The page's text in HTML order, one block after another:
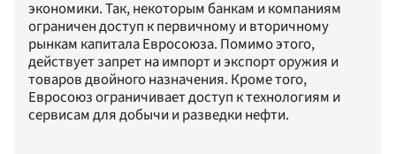
экономики. Так, некоторым банкам и компаниям
ограничен доступ к первичному и вторичному
рынкам капитала Евросоюза. Помимо этого,
действует запрет на импорт и экспорт оружия и
товаров двойного назначения. Кроме того,
Евросоюз ограничивает доступ к технологиям и
сервисам для добычи и разведки нефти.